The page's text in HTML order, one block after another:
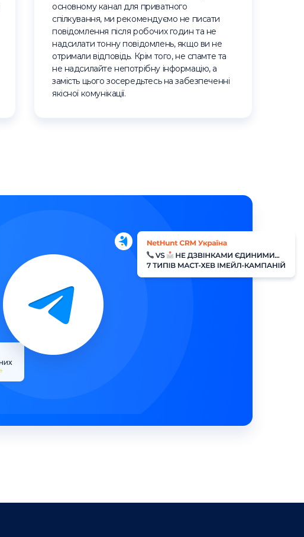
основному канал для приватного
спілкування, ми рекомендуємо не писати
повідомлення після робочих годин та не
надсилати тонну повідомлень, якщо ви не
отримали відповідь. Крім того, не спамте та
не надсилайте непотрібну інформацію, а
замість цього зосередьтесь на забезпеченні
якісної комунікації.